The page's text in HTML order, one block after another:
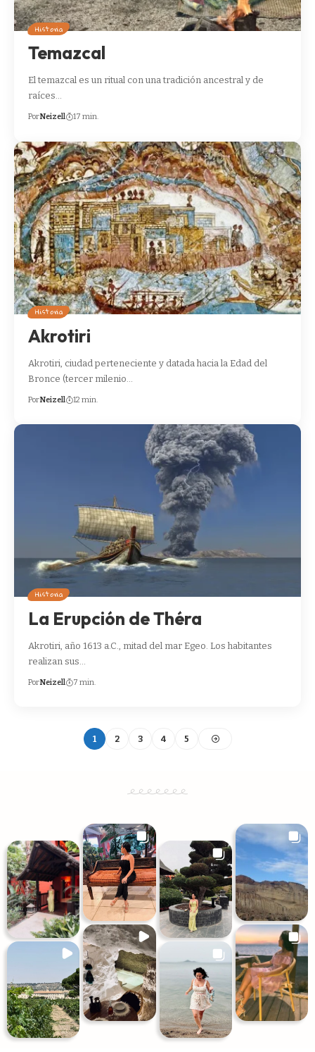
Historia
Temazcal
El temazcal es un ritual con una tradición ancestral y de
raíces…
PorNeizell 17 min.
Historia
Akrotiri
Akrotiri, ciudad perteneciente y datada hacia la Edad del
Bronce (tercer milenio…
PorNeizell 12 min.
Historia
La Erupción de Théra
Akrotiri, año 1613 a.C., mitad del mar Egeo. Los habitantes
realizan sus…
PorNeizell 7 min.
1 2 3 4 5